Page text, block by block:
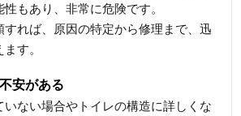
もあり、非常に危険です。
すれば、原因の特定から修理まで、迅
す。
安がある
いない場合やトイレの構造に詳しくな